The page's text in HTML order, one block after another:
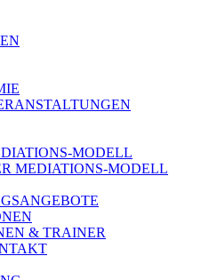
MODELL
MEDIATIONS-MODELL
& TRAINER